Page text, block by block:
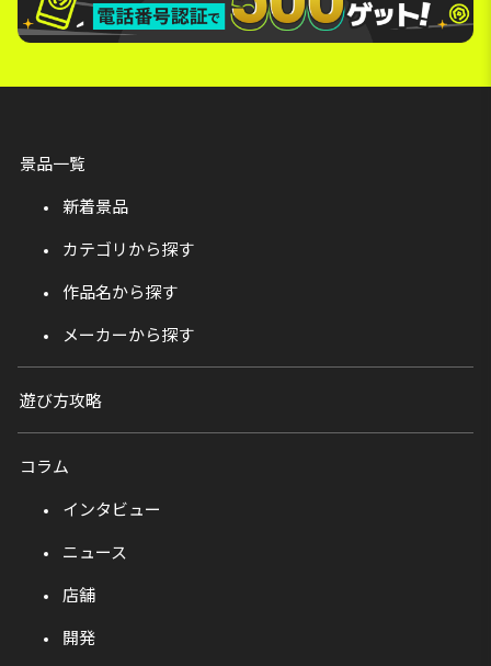
景品一覧
新着景品
カテゴリから探す
作品名から探す
メーカーから探す
遊び方攻略
コラム
インタビュー
ニュース
店舗
開発